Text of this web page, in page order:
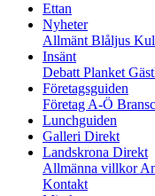
Ettan
Nyheter
Allmänt Blåljus
Insänt
Debatt Planket
Företagsguiden
Företag A-Ö
Lunchguiden
Galleri Direkt
Landskrona Direkt
Allmänna villkor
Kontakt